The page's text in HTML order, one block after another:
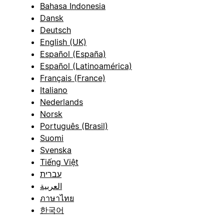
Bahasa Indonesia
Dansk
Deutsch
English (UK)
Español (España)
Español (Latinoamérica)
Français (France)
Italiano
Nederlands
Norsk
Português (Brasil)
Suomi
Svenska
Tiếng Việt
עברית
العربية
ภาษาไทย
한국어